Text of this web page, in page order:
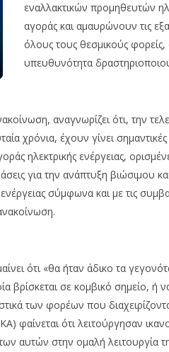
εναλλακτικών προμηθευτών
αγοράς και αμαυρώνουν τις
όλους τους θεσμικούς
υπευθυνότητα
αναγνωρίζει ότι, την
χρόνια, έχουν γίνει
ηλεκτρικής ενέργειας,
για την ανάπτυξη βιώσιμου
σύμφωνα και με τις
ότι «θα ήταν άδικο τα
βρίσκεται σε κομβικό σημείο, ή
των φορέων που
ότι λειτούργησαν
αυτών στην ομαλή λειτουργία